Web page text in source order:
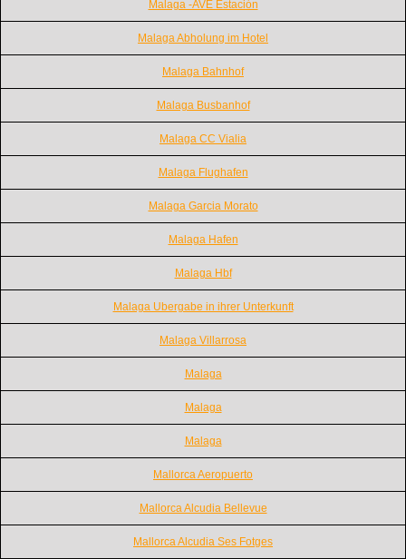
Malaga -AVE Estación
Malaga Abholung im Hotel
Malaga Bahnhof
Malaga Busbanhof
Malaga CC Vialia
Malaga Flughafen
Malaga Garcia Morato
Malaga Hafen
Malaga Hbf
Malaga Ubergabe in ihrer Unterkunft
Malaga Villarrosa
Malaga
Malaga
Malaga
Mallorca Aeropuerto
Mallorca Alcudia Bellevue
Mallorca Alcudia Ses Fotges